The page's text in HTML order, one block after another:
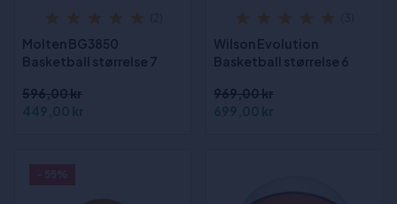
Molten BG3850
Basketball størrelse 7
596,00 kr
449,00 kr
Wilson Evolution
Basketball størrelse 6
969,00 kr
699,00 kr